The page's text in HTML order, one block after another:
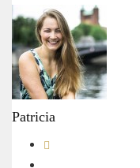
Patricia